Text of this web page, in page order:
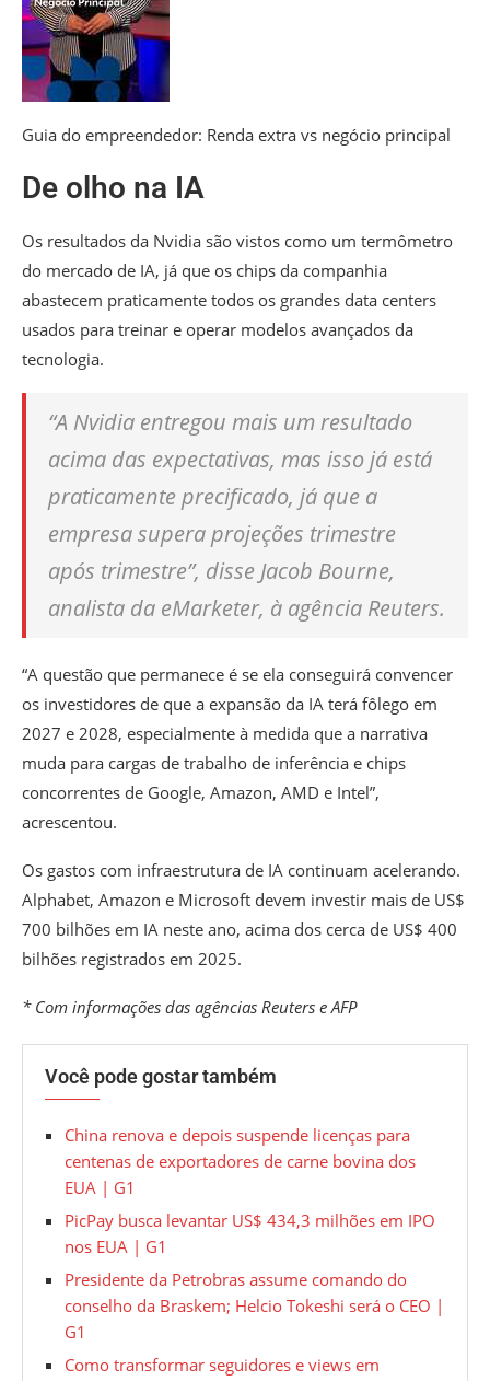
Guia do empreendedor: Renda extra vs negócio principal
De olho na IA
Os resultados da Nvidia são vistos como um termômetro
do mercado de IA, já que os chips da companhia
abastecem praticamente todos os grandes data centers
usados para treinar e operar modelos avançados da
tecnologia.
“A Nvidia entregou mais um resultado
acima das expectativas, mas isso já está
praticamente precificado, já que a
empresa supera projeções trimestre
após trimestre”, disse Jacob Bourne,
analista da eMarketer, à agência Reuters.
“A questão que permanece é se ela conseguirá convencer
os investidores de que a expansão da IA terá fôlego em
2027 e 2028, especialmente à medida que a narrativa
muda para cargas de trabalho de inferência e chips
concorrentes de Google, Amazon, AMD e Intel”,
acrescentou.
Os gastos com infraestrutura de IA continuam acelerando.
Alphabet, Amazon e Microsoft devem investir mais de US$
700 bilhões em IA neste ano, acima dos cerca de US$ 400
bilhões registrados em 2025.
* Com informações das agências Reuters e AFP
Você pode gostar também
China renova e depois suspende licenças para
centenas de exportadores de carne bovina dos
EUA | G1
PicPay busca levantar US$ 434,3 milhões em IPO
nos EUA | G1
Presidente da Petrobras assume comando do
conselho da Braskem; Helcio Tokeshi será o CEO |
G1
Como transformar seguidores e views em